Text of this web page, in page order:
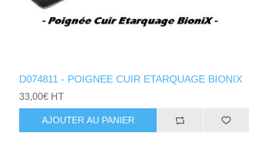
D074811 - POIGNEE CUIR ETARQUAGE BIONIX
33,00€ HT
AJOUTER AU PANIER